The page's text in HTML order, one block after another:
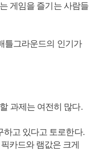
게임을 즐기는 사람들
틀그라운드의 인기가
과제는 여전히 많다.
하고 있다고 토로한다.
카드와 램값은 크게